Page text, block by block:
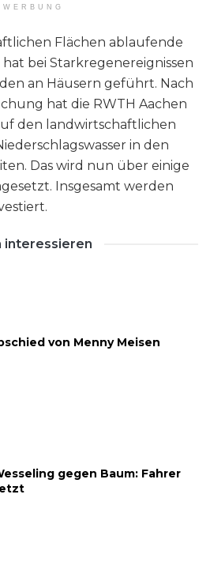
WERBUNG
Flächen ablaufende
hat bei Starkregenereignissen
an Häusern geführt. Nach
hat die RWTH Aachen
den landwirtschaftlichen
in den
Das wird nun über einige
Insgesamt werden
interessieren
von Menny Meisen
gegen Baum: Fahrer